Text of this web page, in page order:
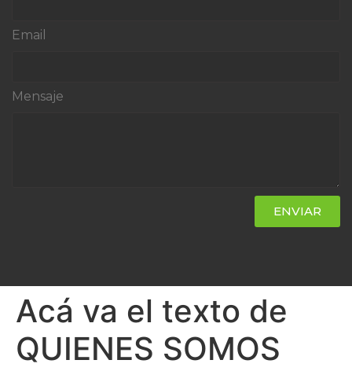
Email
Mensaje
ENVIAR
Acá va el texto de
QUIENES SOMOS